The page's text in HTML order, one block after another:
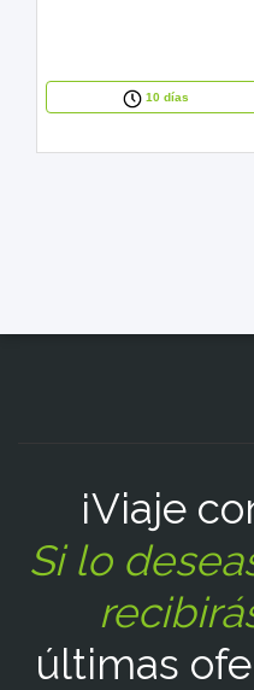
10 días
¡Viaje
Si lo
últimas